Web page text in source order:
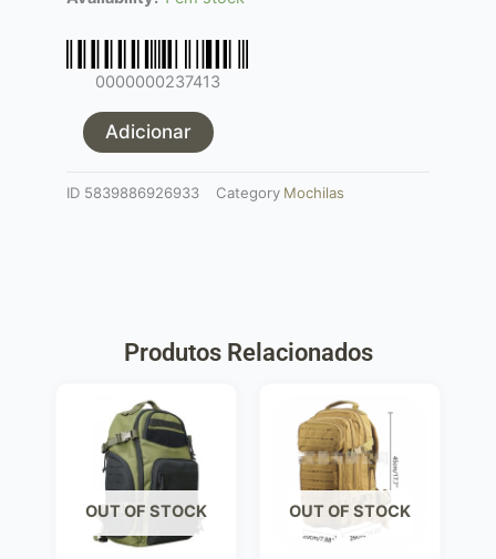
0000000237413
SIXMM
BACKPACK
40L
Preta
Adicionar
ID 5839886926933 Category Mochilas
Produtos Relacionados
OUT OF STOCK OUT OF STOCK